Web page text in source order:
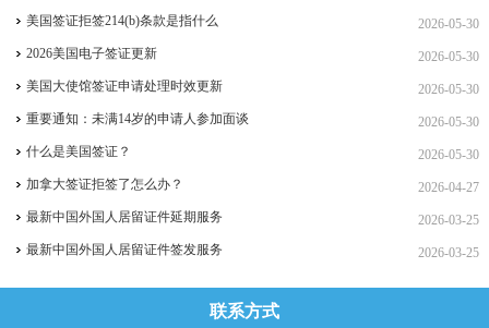
2026-05-30
美国签证拒签214(b)条款是指什么
2026-05-30
2026美国电子签证更新
2026-05-30
美国大使馆签证申请处理时效更新
2026-05-30
重要通知：未满14岁的申请人参加面谈
2026-05-30
什么是美国签证？
2026-04-27
加拿大签证拒签了怎么办？
2026-03-25
最新中国外国人居留证件延期服务
2026-03-25
最新中国外国人居留证件签发服务
联系方式